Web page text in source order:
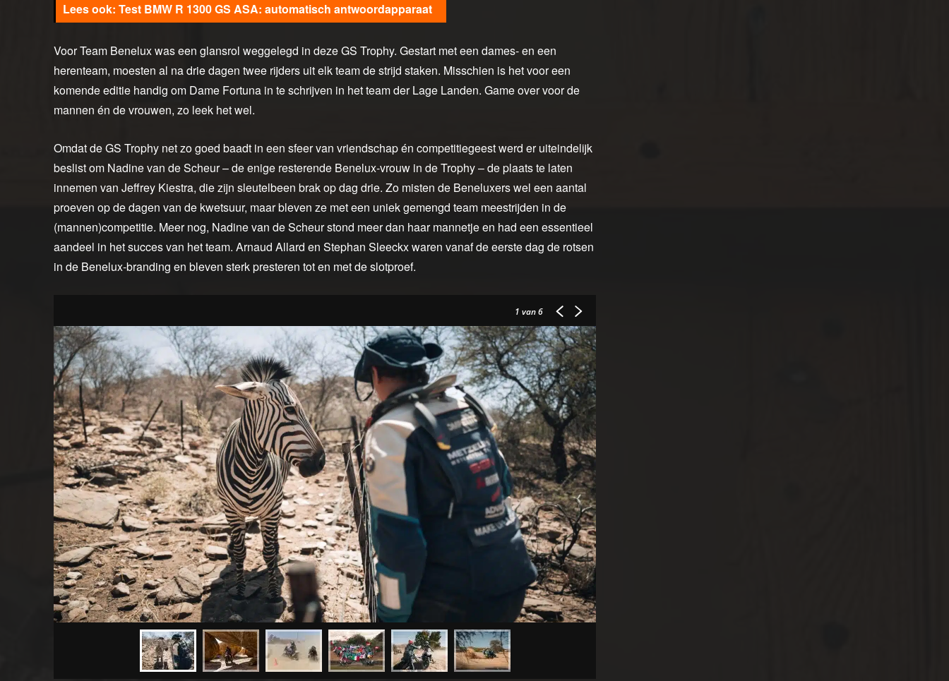
Test BMW R 1300 GS ASA: automatisch antwoordapparaat
Voor Team Benelux was een glansrol weggelegd in deze GS Trophy. Gestart met een dames- en een
herenteam, moesten al na drie dagen twee rijders uit elk team de strijd staken. Misschien is het voor een
komende editie handig om Dame Fortuna in te schrijven in het team der Lage Landen. Game over voor de
mannen én de vrouwen, zo leek het wel.
Omdat de GS Trophy net zo goed baadt in een sfeer van vriendschap én competitiegeest werd er uiteindelijk
beslist om Nadine van de Scheur – de enige resterende Benelux-vrouw in de Trophy – de plaats te laten
innemen van Jeffrey Kiestra, die zijn sleutelbeen brak op dag drie. Zo misten de Beneluxers wel een aantal
proeven op de dagen van de kwetsuur, maar bleven ze met een uniek gemengd team meestrijden in de
(mannen)competitie. Meer nog, Nadine van de Scheur stond meer dan haar mannetje en had een essentieel
aandeel in het succes van het team. Arnaud Allard en Stephan Sleeckx waren vanaf de eerste dag de rotsen
in de Benelux-branding en bleven sterk presteren tot en met de slotproef.
1 van 6